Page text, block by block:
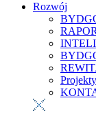
Rozwój